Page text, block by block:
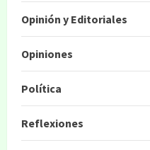
Opinión y Editoriales
Opiniones
Política
Reflexiones